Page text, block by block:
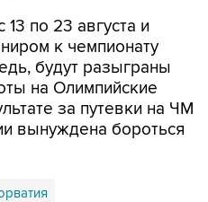
по 23 августа и
к чемпионату
будут разыграны
на Олимпийские
за путевки на ЧМ
вынуждена бороться